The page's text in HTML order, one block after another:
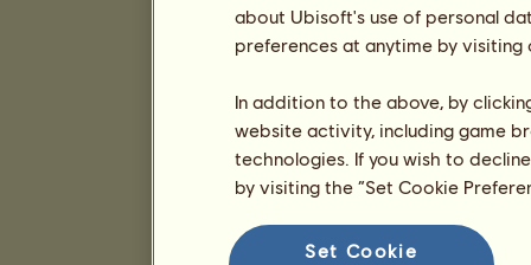
about Ubisoft's use of personal
preferences at anytime by
In addition to the above, by
website activity, including game
technologies. If you wish to
by visiting the “Set Cookie
Set Cookie